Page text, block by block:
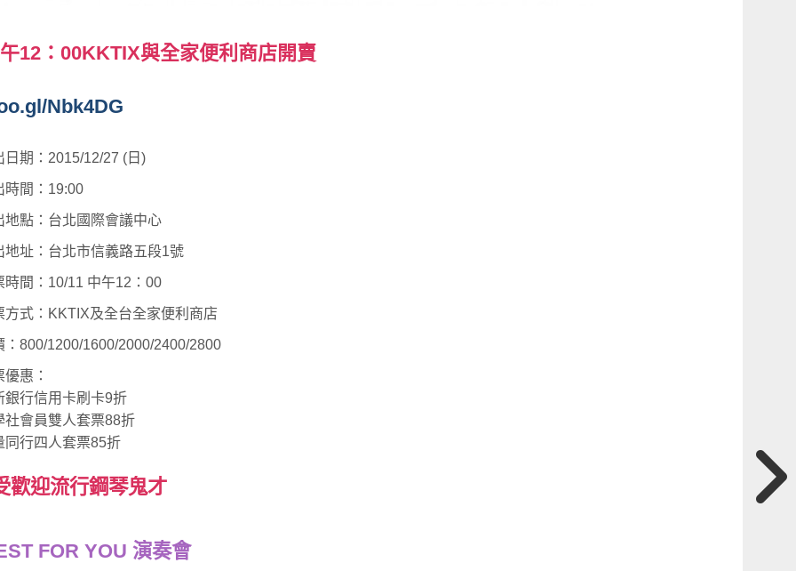
12：00KKTIX與全家便利商店開賣
Nbk4DG
日期：2015/12/27 (日)
時間：19:00
地點：台北國際會議中心
地址：台北市信義路五段1號
時間：10/11 中午12：00
方式：KKTIX及全台全家便利商店
：800/1200/1600/2000/2400/2800
惠：
銀行信用卡刷卡9折
社會員雙人套票88折
同行四人套票85折
歡迎流行鋼琴鬼才
FOR YOU 演奏會